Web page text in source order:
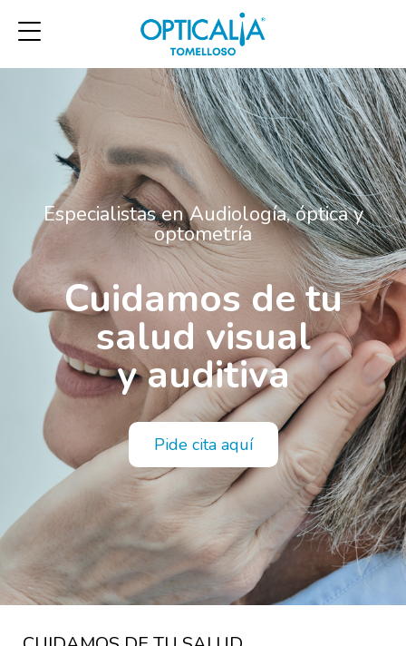
Especialistas en Audiología, óptica y
optometría
Cuidamos de tu
salud visual
y auditiva
Pide cita aquí